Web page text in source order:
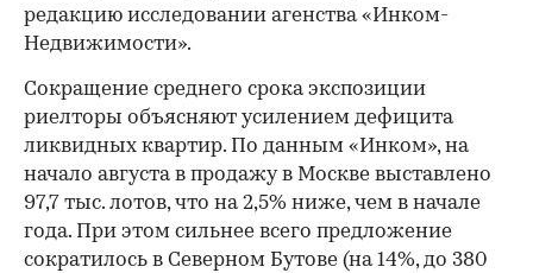
редакцию исследовании агенства «Инком-
Недвижимости».
Сокращение среднего срока экспозиции
риелторы объясняют усилением дефицита
ликвидных квартир. По данным «Инком», на
начало августа в продажу в Москве выставлено
97,7 тыс. лотов, что на 2,5% ниже, чем в начале
года. При этом сильнее всего предложение
сократилось в Северном Бутове (на 14%, до 380